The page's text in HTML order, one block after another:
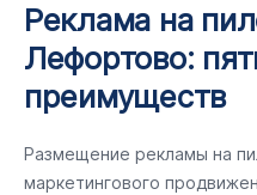
Реклама на
Лефортово:
преимуществ
Размещение рекламы на
маркетингового